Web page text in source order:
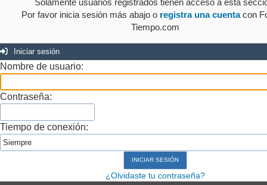
Solamente usuarios registrados tienen acceso a esta
Por favor inicia sesión más abajo o registra una cuentacon
Tiempo.com
Iniciar sesión
Nombre de usuario:
Contraseña:
Tiempo de conexión:
¿Olvidaste tu contraseña?